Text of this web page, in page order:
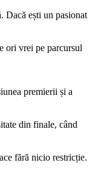
Dacă ești un pasionat
ori vrei pe parcursul
premierii și a
din finale, când
fără nicio restricție.